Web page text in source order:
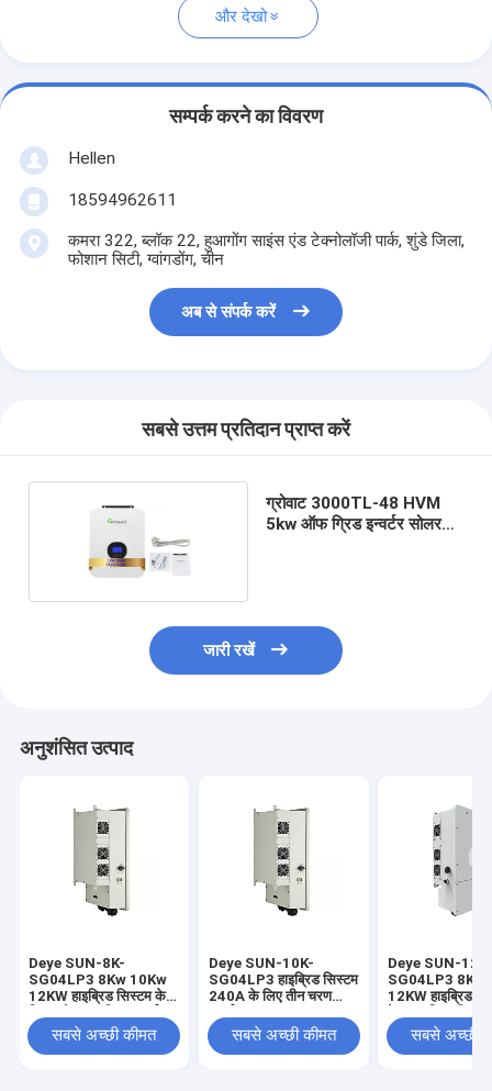
और देखो
सम्पर्क करने का विवरण
Hellen
18594962611
कमरा 322, ब्लॉक 22, हुआगोंग साइंस एंड टेक्नोलॉजी पार्क, शुंडे जिला,
फोशान सिटी, ग्वांगडोंग, चीन
अब से संपर्क करें
सबसे उत्तम प्रतिदान प्राप्त करें
ग्रोवाट 3000TL-48 HVM
5kw ऑफ ग्रिड इन्वर्टर सोलर
जारी रखें
अनुशंसित उत्पाद
Deye SUN-8K-
SG04LP3 8Kw 10Kw
12KW हाइब्रिड सिस्टम के
सबसे अच्छी कीमत
Deye SUN-10K-
SG04LP3 हाइब्रिड सिस्टम
240A के लिए तीन चरण
सबसे अच्छी कीमत
Deye SUN-
SG04LP3 8Kw
12KW हाइब्रिड
सबसे अच्छी